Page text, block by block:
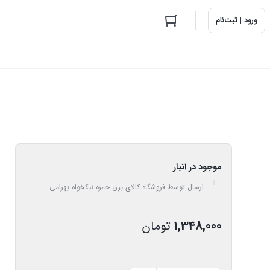
ورود | ثبت‌نام
موجود در انبار
ارسال توسط فروشگاه کالای برق حمزه نیکخواه بهرامی
1,348,000 تومان